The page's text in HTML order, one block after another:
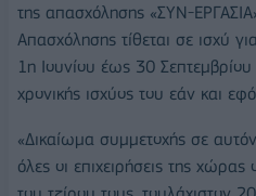
της απασχόλησης «ΣΥΝ-
Απασχόλησης τίθεται σε ισχύ
1η Ιουνίου έως 30
χρονικής ισχύος του εάν και
«Δικαίωμα συμμετοχής σε
όλες οι επιχειρήσεις της